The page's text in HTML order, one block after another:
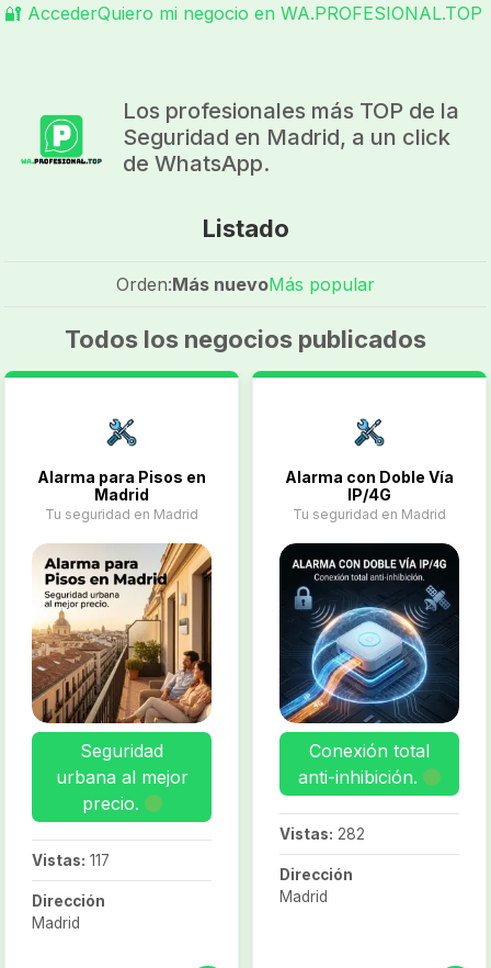
🔐 AccederQuiero mi negocio en WA.PROFESIONAL.TOP
Los profesionales más TOP de la
Seguridad en Madrid, a un click
de WhatsApp.
Listado
Orden:Más nuevoMás popular
Todos los negocios publicados
Alarma para Pisos en
Madrid
Tu seguridad en Madrid
Seguridad
urbana al mejor
precio.
Vistas: 117
Dirección
Madrid
Alarma con Doble Vía
IP/4G
Tu seguridad en Madrid
Conexión total
anti-inhibición.
Vistas: 282
Dirección
Madrid